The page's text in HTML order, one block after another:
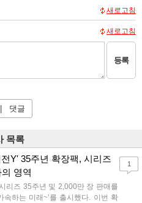
새로고침
새로고침
등록
| 댓글
목록
Y' 35주년 확장팩, 시리즈
영역
리즈 35주년 및 2,000만 장 판매를
속하는 미래~’를 출시했다. 이번 확
1